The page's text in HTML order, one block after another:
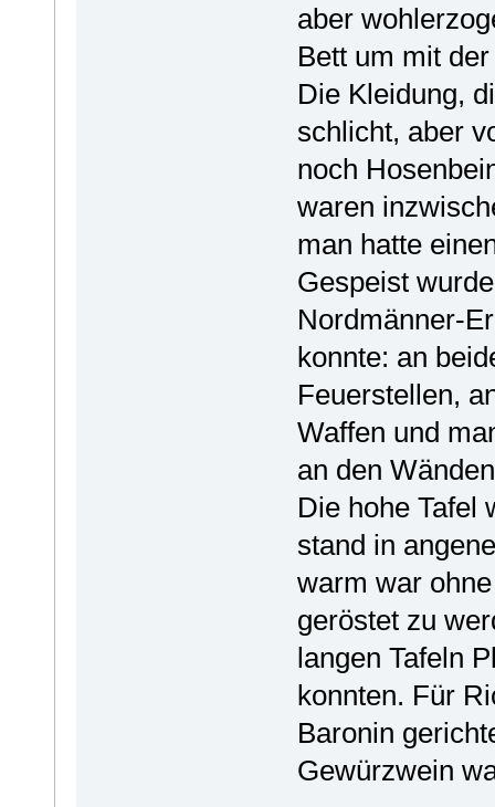
aber
Bett um mit
Die Kleidung,
schlicht, aber
noch
waren
man hatte
Gespeist
Nordmänner-
konnte: an
Feuerstellen,
Waffen und
an den
Die hohe Tafel
stand in
warm war
geröstet zu
langen Tafeln
konnten. Für
Baronin
Gewürzwein